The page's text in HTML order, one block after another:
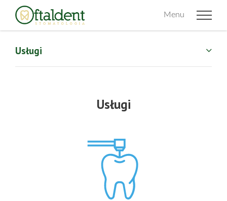
Menu
Usługi
Usługi